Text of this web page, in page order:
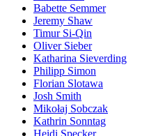
Babette Semmer
Jeremy Shaw
Timur Si-Qin
Oliver Sieber
Katharina Sieverding
Philipp Simon
Florian Slotawa
Josh Smith
Mikołaj Sobczak
Kathrin Sonntag